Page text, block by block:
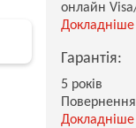
онлайн
Докладніше
Гарантія:
5 років
Докладніше